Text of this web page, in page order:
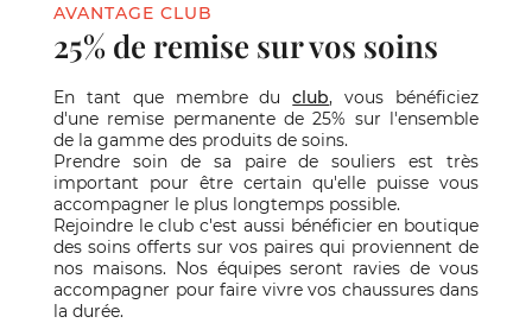
AVANTAGE CLUB
25% de remise sur vos soins
En tant que membre duclub, vous bénéficiez
d'une remise permanente de 25% sur l'ensemble
de la gamme des produits de soins.
Prendre soin de sa paire de souliers est très
important pour être certain qu'elle puisse vous
accompagner le plus longtemps possible.
Rejoindre le club c'est aussi bénéficier en boutique
des soins offerts sur vos paires qui proviennent de
nos maisons. Nos équipes seront ravies de vous
accompagner pour faire vivre vos chaussures dans
la durée.